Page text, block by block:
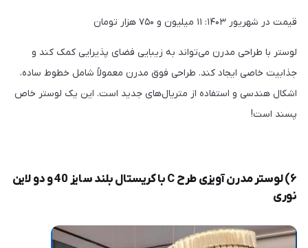
قیمت در شهریور ۱۴۰۳: ۱۱ میلیون و ۷۵۰ هزار تومان
لوستر با طراحی مدرن می‌تواند به زیبایی فضای پذیرایی کمک کند و
جذابیت خاصی ایجاد کند. طراحی فوق مدرن معمولاً شامل خطوط ساده،
اشکال هندسی و استفاده از متریال‌های جدید است. این یک لوستر خاص
پسند است!
۶) لوستر مدرن آویزی طرح C با کریستال بلند سایز 40 و دو لاین
نوری